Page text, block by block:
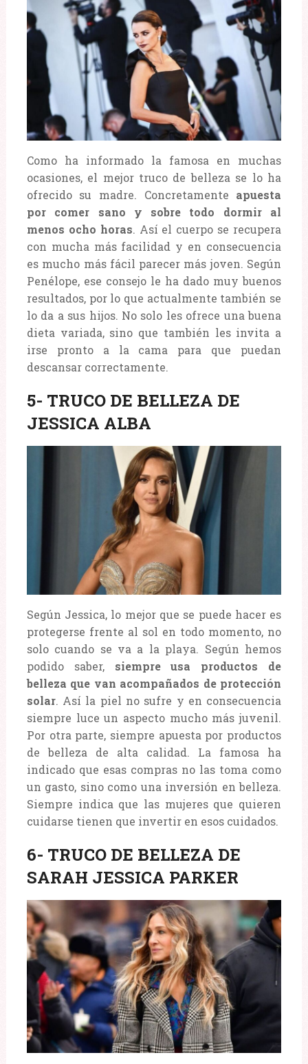
Como ha informado la famosa en muchas
ocasiones, el mejor truco de belleza se lo ha
ofrecido su madre. Concretamente apuesta
por comer sano y sobre todo dormir al
menos ocho horas. Así el cuerpo se recupera
con mucha más facilidad y en consecuencia
es mucho más fácil parecer más joven. Según
Penélope, ese consejo le ha dado muy buenos
resultados, por lo que actualmente también se
lo da a sus hijos. No solo les ofrece una buena
dieta variada, sino que también les invita a
irse pronto a la cama para que puedan
descansar correctamente.
5- TRUCO DE BELLEZA DE
JESSICA ALBA
Según Jessica, lo mejor que se puede hacer es
protegerse frente al sol en todo momento, no
solo cuando se va a la playa. Según hemos
podido saber, siempre usa productos de
belleza que van acompañados de protección
solar. Así la piel no sufre y en consecuencia
siempre luce un aspecto mucho más juvenil.
Por otra parte, siempre apuesta por productos
de belleza de alta calidad. La famosa ha
indicado que esas compras no las toma como
un gasto, sino como una inversión en belleza.
Siempre indica que las mujeres que quieren
cuidarse tienen que invertir en esos cuidados.
6- TRUCO DE BELLEZA DE
SARAH JESSICA PARKER